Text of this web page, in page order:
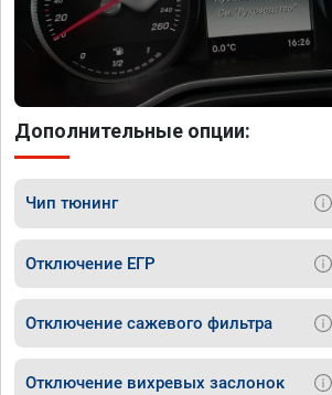
Дополнительные опции:
Чип тюнинг
Отключение ЕГР
Отключение сажевого фильтра
Отключение вихревых заслонок